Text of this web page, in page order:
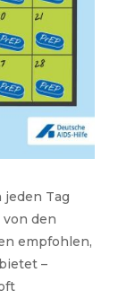
Tag
den
empfohlen,
–